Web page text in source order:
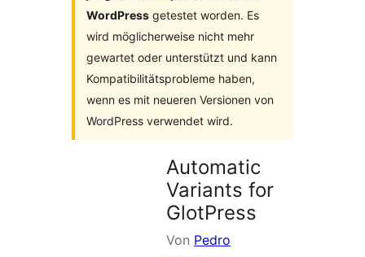
WordPress getestet worden. Es
wird möglicherweise nicht mehr
gewartet oder unterstützt und kann
Kompatibilitätsprobleme haben,
wenn es mit neueren Versionen von
WordPress verwendet wird.
Automatic
Variants for
GlotPress
Von Pedro